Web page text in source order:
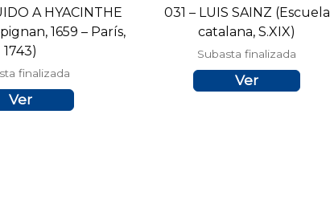
A HYACINTHE
1659 – París,
1743)
finalizada
Ver
031 – LUIS SAINZ (Escuela
catalana, S.XIX)
Subasta finalizada
Ver